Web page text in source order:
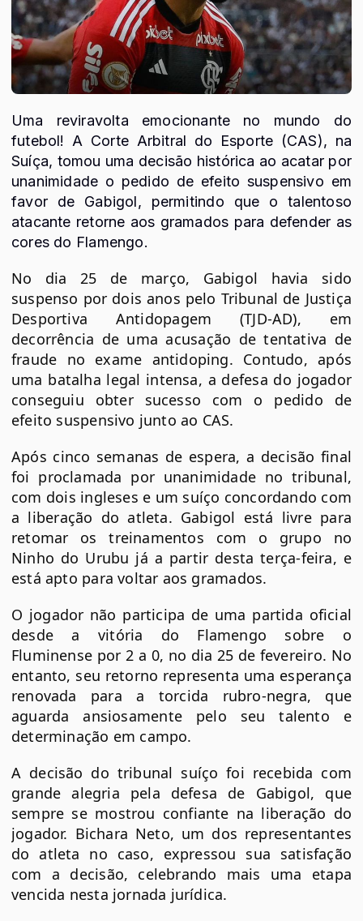
Uma reviravolta emocionante no mundo do
futebol! A Corte Arbitral do Esporte (CAS), na
Suíça, tomou uma decisão histórica ao acatar por
unanimidade o pedido de efeito suspensivo em
favor de Gabigol, permitindo que o talentoso
atacante retorne aos gramados para defender as
cores do Flamengo.
No dia 25 de março, Gabigol havia sido
suspenso por dois anos pelo Tribunal de Justiça
Desportiva Antidopagem (TJD-AD), em
decorrência de uma acusação de tentativa de
fraude no exame antidoping. Contudo, após
uma batalha legal intensa, a defesa do jogador
conseguiu obter sucesso com o pedido de
efeito suspensivo junto ao CAS.
Após cinco semanas de espera, a decisão final
foi proclamada por unanimidade no tribunal,
com dois ingleses e um suíço concordando com
a liberação do atleta. Gabigol está livre para
retomar os treinamentos com o grupo no
Ninho do Urubu já a partir desta terça-feira, e
está apto para voltar aos gramados.
O jogador não participa de uma partida oficial
desde a vitória do Flamengo sobre o
Fluminense por 2 a 0, no dia 25 de fevereiro. No
entanto, seu retorno representa uma esperança
renovada para a torcida rubro-negra, que
aguarda ansiosamente pelo seu talento e
determinação em campo.
A decisão do tribunal suíço foi recebida com
grande alegria pela defesa de Gabigol, que
sempre se mostrou confiante na liberação do
jogador. Bichara Neto, um dos representantes
do atleta no caso, expressou sua satisfação
com a decisão, celebrando mais uma etapa
vencida nesta jornada jurídica.